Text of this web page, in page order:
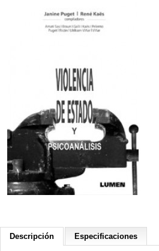
Descripción Especificaciones